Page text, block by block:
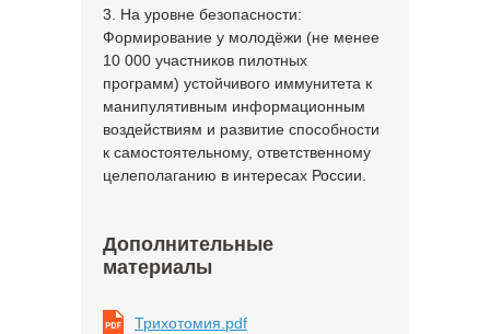
3. На уровне безопасности:
Формирование у молодёжи (не менее
10 000 участников пилотных
программ) устойчивого иммунитета к
манипулятивным информационным
воздействиям и развитие способности
к самостоятельному, ответственному
целеполаганию в интересах России.
Дополнительные
материалы
Трихотомия.pdf